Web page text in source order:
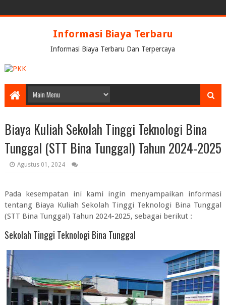
Informasi Biaya Terbaru
Informasi Biaya Terbaru Dan Terpercaya
Biaya Kuliah Sekolah Tinggi Teknologi Bina
Tunggal (STT Bina Tunggal) Tahun 2024-2025
Agustus 01, 2024
Pada kesempatan ini kami ingin menyampaikan informasi
tentang Biaya Kuliah Sekolah Tinggi Teknologi Bina Tunggal
(STT Bina Tunggal) Tahun 2024-2025, sebagai berikut :
Sekolah Tinggi Teknologi Bina Tunggal